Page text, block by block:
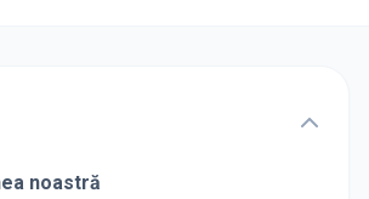
noastră